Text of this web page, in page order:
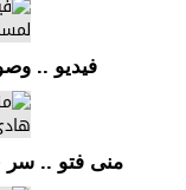
فيديو ..
منى فتو .. سر جمالي